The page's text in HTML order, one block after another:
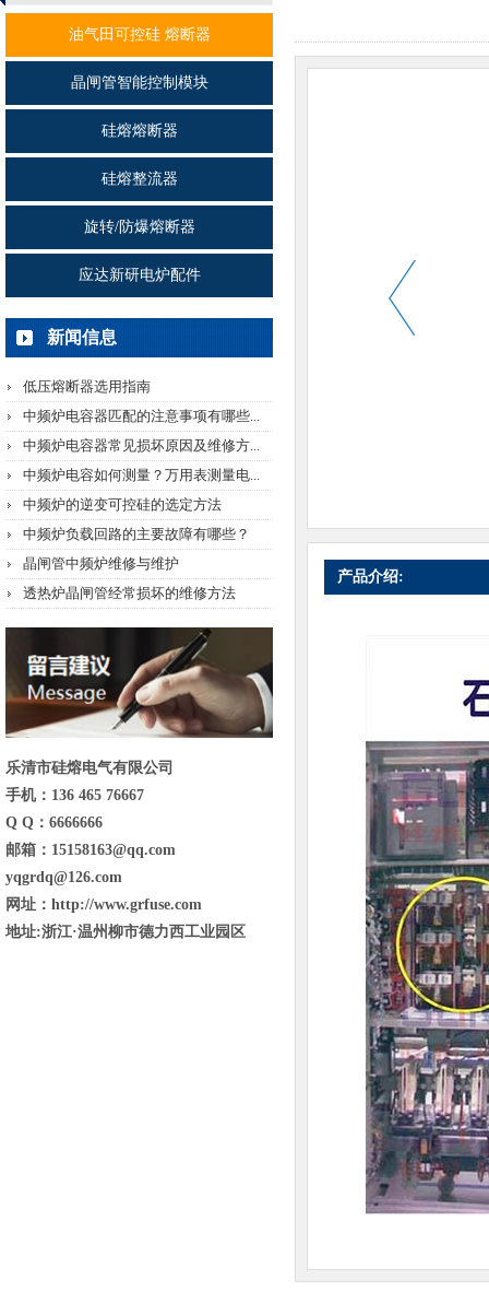
油气田可控硅 熔断器
晶闸管智能控制模块
硅熔熔断器
硅熔整流器
旋转/防爆熔断器
应达新研电炉配件
新闻信息
低压熔断器选用指南
中频炉电容器匹配的注意事项有哪些...
中频炉电容器常见损坏原因及维修方...
中频炉电容如何测量？万用表测量电...
中频炉的逆变可控硅的选定方法
中频炉负载回路的主要故障有哪些？
晶闸管中频炉维修与维护
透热炉晶闸管经常损坏的维修方法
乐清市硅熔电气有限公司
手机：136 465 76667
Q Q：6666666
邮箱：15158163@qq.com
yqgrdq@126.com
网址：http://www.grfuse.com
地址:浙江·温州柳市德力西工业园区
产品介绍: